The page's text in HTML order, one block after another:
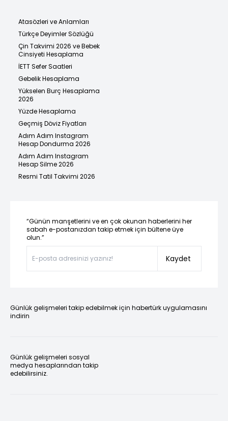
Atasözleri ve Anlamları
Türkçe Deyimler Sözlüğü
Çin Takvimi 2026 ve Bebek
Cinsiyeti Hesaplama
İETT Sefer Saatleri
Gebelik Hesaplama
Yükselen Burç Hesaplama
2026
Yüzde Hesaplama
Geçmiş Döviz Fiyatları
Adım Adım Instagram
Hesap Dondurma 2026
Adım Adım Instagram
Hesap Silme 2026
Resmi Tatil Takvimi 2026
“Günün manşetlerini ve en çok okunan haberlerini her
sabah e-postanızdan takip etmek için bültene üye
olun.”
Kaydet
Günlük gelişmeleri takip edebilmek için habertürk uygulamasını
indirin
Günlük gelişmeleri sosyal
medya hesaplarından takip
edebilirsiniz.